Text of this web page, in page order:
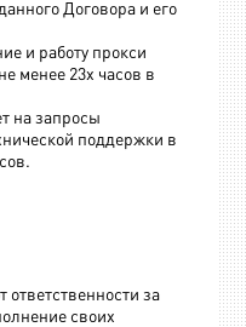
Договора и его
и работу прокси
менее 23х часов в
на запросы
поддержки в
ответственности за
своих